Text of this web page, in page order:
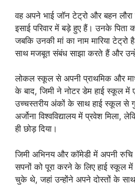
वह अपने भाई जॉन टेट्रो और बहन
इसाई परिवार में बड़े हुए हैं। उनके पिता
जबकि उनकी मां का नाम मारिया टेट्रो
साथ मजबूत संबंध साझा करते हैं और
लोकल स्कूल से अपनी प्राथमिक और
के बाद, जिमी ने नोटर डेम हाई स्कूल में
उच्चस्तरीय अंकों के साथ हाई स्कूल से
अर्जोना विश्वविद्यालय में प्रवेश मिला,
ही छोड़ दिया।
जिमी अभिनय और कॉमेडी में अपनी
सपनों को पूरा करने के लिए हाई स्कूल
चुके थे, जहां उन्होंने अपने दोस्तों के साथ